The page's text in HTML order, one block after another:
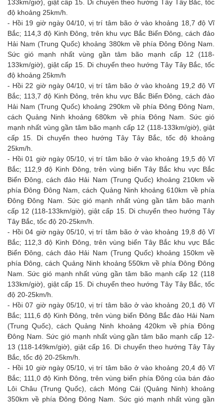
133km/giờ), giật cấp 15. Di chuyển theo hướng Tây Tây Bắc, tốc
độ khoảng 25km/h.
- Hồi 19 giờ ngày 04/10, vị trí tâm bão ở vào khoảng 18,7 độ Vĩ
Bắc; 114,3 độ Kinh Đông, trên khu vực Bắc Biển Đông, cách đảo
Hải Nam (Trung Quốc) khoảng 380km về phía Đông Đông Nam.
Sức gió mạnh nhất vùng gần tâm bão mạnh cấp 12 (118-
133km/giờ), giật cấp 15. Di chuyển theo hướng Tây Tây Bắc, tốc
độ khoảng 25km/h
- Hồi 22 giờ ngày 04/10, vị trí tâm bão ở vào khoảng 19,2 độ Vĩ
Bắc; 113,7 độ Kinh Đông, trên khu vực Bắc Biển Đông, cách đảo
Hải Nam (Trung Quốc) khoảng 290km về phía Đông Đông Nam,
cách Quảng Ninh khoảng 680km về phía Đông Nam. Sức gió
mạnh nhất vùng gần tâm bão mạnh cấp 12 (118-133km/giờ), giật
cấp 15. Di chuyển theo hướng Tây Tây Bắc, tốc độ khoảng
25km/h.
- Hồi 01 giờ ngày 05/10, vị trí tâm bão ở vào khoảng 19,5 độ Vĩ
Bắc; 112,9 độ Kinh Đông, trên vùng biển Tây Bắc khu vực Bắc
Biển Đông, cách đảo Hải Nam (Trung Quốc) khoảng 210km về
phía Đông Đông Nam, cách Quảng Ninh khoảng 610km về phía
Đông Đông Nam. Sức gió mạnh nhất vùng gần tâm bão mạnh
cấp 12 (118-133km/giờ), giật cấp 15. Di chuyển theo hướng Tây
Tây Bắc, tốc độ 20-25km/h.
- Hồi 04 giờ ngày 05/10, vị trí tâm bão ở vào khoảng 19,8 độ Vĩ
Bắc; 112,3 độ Kinh Đông, trên vùng biển Tây Bắc khu vực Bắc
Biển Đông, cách đảo Hải Nam (Trung Quốc) khoảng 150km về
phía Đông, cách Quảng Ninh khoảng 550km về phía Đông Đông
Nam. Sức gió mạnh nhất vùng gần tâm bão mạnh cấp 12 (118
133km/giờ), giật cấp 15. Di chuyển theo hướng Tây Tây Bắc, tốc
độ 20-25km/h.
- Hồi 07 giờ ngày 05/10, vị trí tâm bão ở vào khoảng 20,1 độ Vĩ
Bắc; 111,6 độ Kinh Đông, trên vùng biển Đông Bắc đảo Hải Nam
(Trung Quốc), cách Quảng Ninh khoảng 420km về phía Đông
Đông Nam. Sức gió mạnh nhất vùng gần tâm bão mạnh cấp 12-
13 (118-149km/giờ), giật cấp 16. Di chuyển theo hướng Tây Tây
Bắc, tốc độ 20-25km/h.
- Hồi 10 giờ ngày 05/10, vị trí tâm bão ở vào khoảng 20,4 độ Vĩ
Bắc; 111,0 độ Kinh Đông, trên vùng biển phía Đông của bán đảo
Lôi Châu (Trung Quốc), cách Móng Cái (Quảng Ninh) khoảng
350km về phía Đông Đông Nam. Sức gió mạnh nhất vùng gần